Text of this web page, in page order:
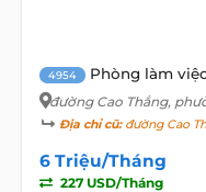
4954 Phòng làm việc
đường Cao Thắng,
Địa chỉ cũ:đường Cao
6 Triệu/Tháng
227 USD/Tháng